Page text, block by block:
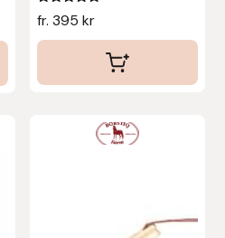
Betygsatt
5.00
av 5
fr. 395 kr